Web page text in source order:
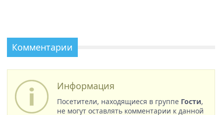
Комментарии
Информация
Посетители, находящиеся в группе Гости,
не могут оставлять комментарии к данной